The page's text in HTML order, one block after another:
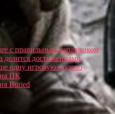
с правильным напарником
достижениями
одну игровую студию
на ПК
Buried